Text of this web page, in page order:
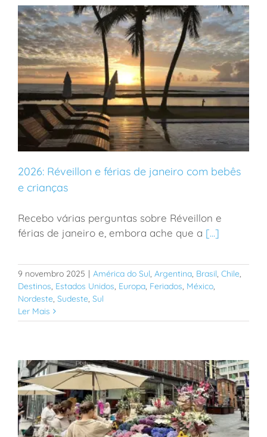
2026: Réveillon e férias de janeiro com bebês e
crianças
2026: Réveillon e férias de janeiro com bebês
e crianças
Recebo várias perguntas sobre Réveillon e
férias de janeiro e, embora ache que a [...]
9 novembro 2025 América do Sul, Argentina, Brasil, Chile,
Destinos, Estados Unidos, Europa, Feriados, México,
Nordeste, Sudeste, Sul
Ler Mais